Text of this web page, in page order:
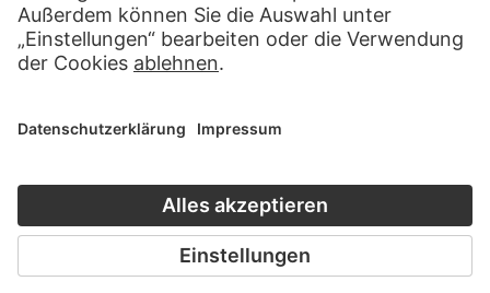
ZUR WEBSEITE
KONTAKT
Haben Sie Anregungen, Fragen oder Informationen zu
diesem Werk?